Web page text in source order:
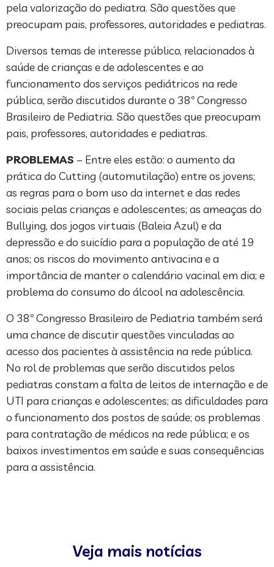
pela valorização do pediatra. São questões que
preocupam pais, professores, autoridades e pediatras.
Diversos temas de interesse público, relacionados à
saúde de crianças e de adolescentes e ao
funcionamento dos serviços pediátricos na rede
pública, serão discutidos durante o 38º Congresso
Brasileiro de Pediatria. São questões que preocupam
pais, professores, autoridades e pediatras.
PROBLEMAS – Entre eles estão: o aumento da
prática do Cutting (automutilação) entre os jovens;
as regras para o bom uso da internet e das redes
sociais pelas crianças e adolescentes; as ameaças do
Bullying, dos jogos virtuais (Baleia Azul) e da
depressão e do suicídio para a população de até 19
anos; os riscos do movimento antivacina e a
importância de manter o calendário vacinal em dia; e
problema do consumo do álcool na adolescência.
O 38º Congresso Brasileiro de Pediatria também será
uma chance de discutir questões vinculadas ao
acesso dos pacientes à assistência na rede pública.
No rol de problemas que serão discutidos pelos
pediatras constam a falta de leitos de internação e de
UTI para crianças e adolescentes; as dificuldades para
o funcionamento dos postos de saúde; os problemas
para contratação de médicos na rede pública; e os
baixos investimentos em saúde e suas consequências
para a assistência.
Veja mais notícias